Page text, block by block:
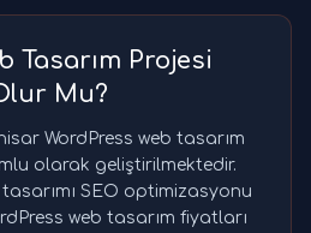
Tasarım Projesi
Mu?
WordPress web tasarım
olarak geliştirilmektedir.
SEO optimizasyonu
web tasarım fiyatları